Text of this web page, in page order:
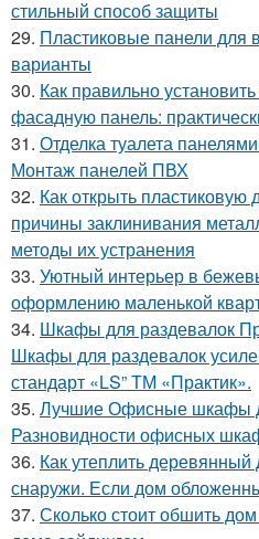
стильный способ защиты
29. Пластиковые панели для
варианты
30. Как правильно
фасадную панель:
31. Отделка туалета
Монтаж панелей ПВХ
32. Как открыть
причины заклинивания
методы их устранения
33. Уютный интерьер в
оформлению маленькой
34. Шкафы для раздевалок
Шкафы для раздевалок
стандарт «LS” ТМ «Практик».
35. Лучшие Офисные шкафы
Разновидности офисных
36. Как утеплить
снаружи. Если дом
37. Сколько стоит обшить